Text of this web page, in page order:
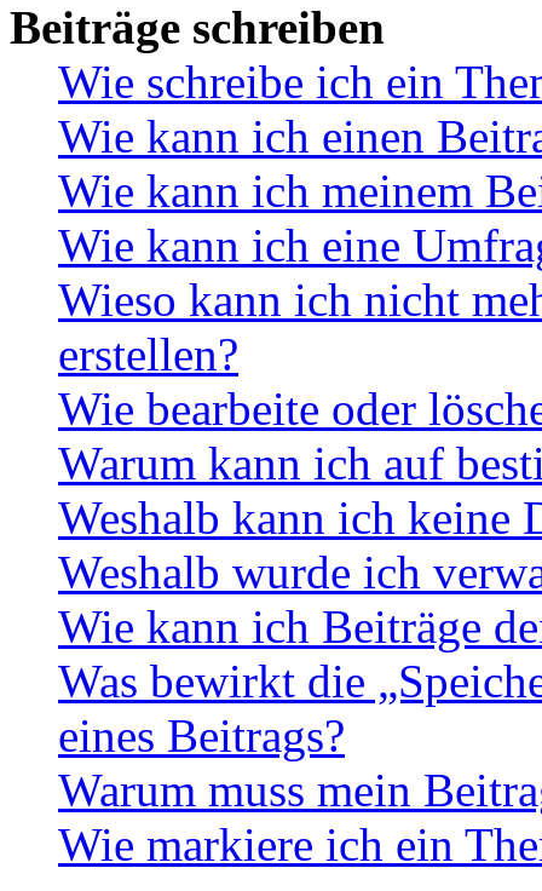
Beiträge schreiben
Wie schreibe ich ein
Wie kann ich einen
Wie kann ich meinem
Wie kann ich eine
Wieso kann ich nicht
erstellen?
Wie bearbeite oder
Warum kann ich auf
Weshalb kann ich keine
Weshalb wurde ich
Wie kann ich Beiträge
Was bewirkt die
eines Beitrags?
Warum muss mein
Wie markiere ich ein